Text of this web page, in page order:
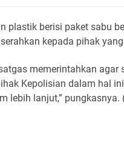
plastik berisi paket sabu
kepada pihak
memerintahkan agar
Kepolisian dalam hal
lebih lanjut,” pungkasnya.